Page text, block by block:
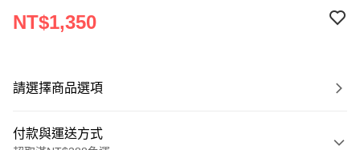
NT$1,350
請選擇商品選項
付款與運送方式